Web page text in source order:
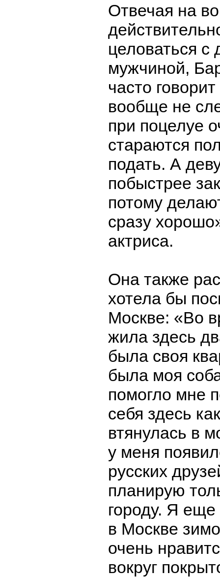
Отвечая на
целоваться с
мужчиной,
часто
вообще не
при поцелуе
стараются
подать. А
побыстрее
потому
сразу
актриса.
Она также
хотела бы
Москве: «Во
жила здесь
была своя
была моя
помогло мне
себя здесь
втянулась в
у меня
русских
планирую
городу. Я
в Москве
очень
вокруг